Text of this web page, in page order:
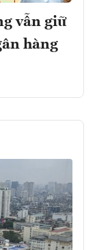
vẫn giữ
hàng